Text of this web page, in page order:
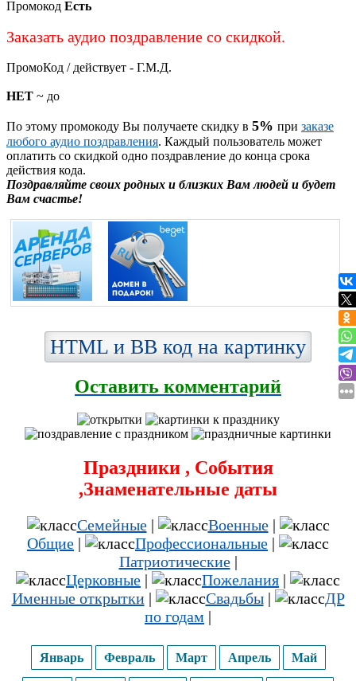
Промокод Есть
Заказать аудио поздравление со скидкой.
ПромоКод / действует - Г.М.Д.
НЕТ ~ до
По этому промокоду Вы получаете скидку в 5% при заказе
любого аудио поздравления. Каждый пользователь может
оплатить со скидкой одно поздравление до конца срока
действия кода.
Поздравляйте своих родных и близких Вам людей и будет
Вам счастье!
HTML и BB код на картинку
Оставить комментарий
Праздники , События
,Знаменательные даты
Семейные| Военные|
Общие | Профессиональные |
Патриотические|
Церковные | Пожелания |
Именные открытки| Свадьбы|
ДР
по годам |
Январь Февраль Март Апрель Май